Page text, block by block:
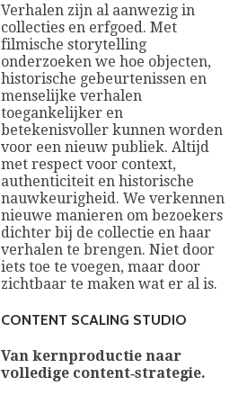
Verhalen zijn al aanwezig in
collecties en erfgoed. Met
filmische storytelling
onderzoeken we hoe objecten,
historische gebeurtenissen en
menselijke verhalen
toegankelijker en
betekenisvoller kunnen worden
voor een nieuw publiek. Altijd
met respect voor context,
authenticiteit en historische
nauwkeurigheid. We verkennen
nieuwe manieren om bezoekers
dichter bij de collectie en haar
verhalen te brengen. Niet door
iets toe te voegen, maar door
zichtbaar te maken wat er al is.
CONTENT SCALING STUDIO
Van kernproductie naar
volledige content‑strategie.